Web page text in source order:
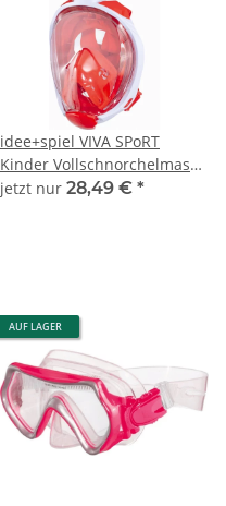
idee+spiel VIVA SPoRT
Kinder Vollschnorchelmaske
farblich sortiert 740-20999
jetzt nur 28,49 € *
AUF LAGER